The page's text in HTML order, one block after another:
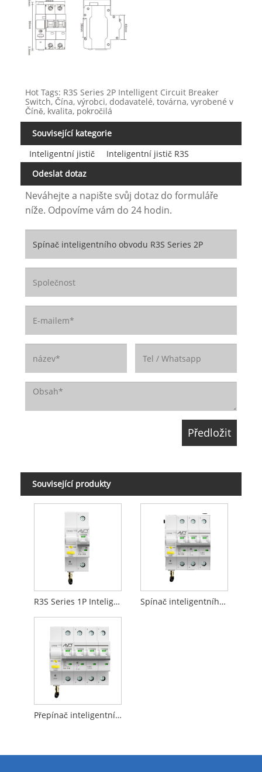
Hot Tags: R3S Series 2P Intelligent Circuit Breaker
Switch, Čína, výrobci, dodavatelé, továrna, vyrobené v
Číně, kvalita, pokročilá
Související kategorie
Inteligentní jistič
Inteligentní jistič R3S
Odeslat dotaz
Neváhejte a napište svůj dotaz do formuláře
níže. Odpovíme vám do 24 hodin.
Související produkty
R3S Series 1P Inteligentní jistič obvodů SWITC Spínač inteligentního obvodu R3S série 3P
Přepínač inteligentního obvodu R3S Series 4P